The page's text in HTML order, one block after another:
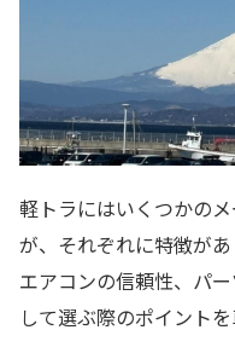
軽トラにはいくつかの
が、それぞれに特徴があ
エアコンの信頼性、パ
して選ぶ際のポイント